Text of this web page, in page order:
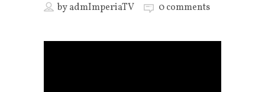
byadmImperiaTV 0 comments